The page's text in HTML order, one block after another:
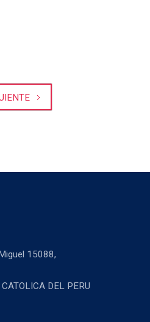
15088,
DEL PERU